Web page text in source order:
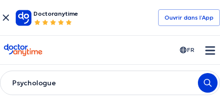
Doctoranytime
Ouvrir dans l’App
doctoranytime FR
Psychologue